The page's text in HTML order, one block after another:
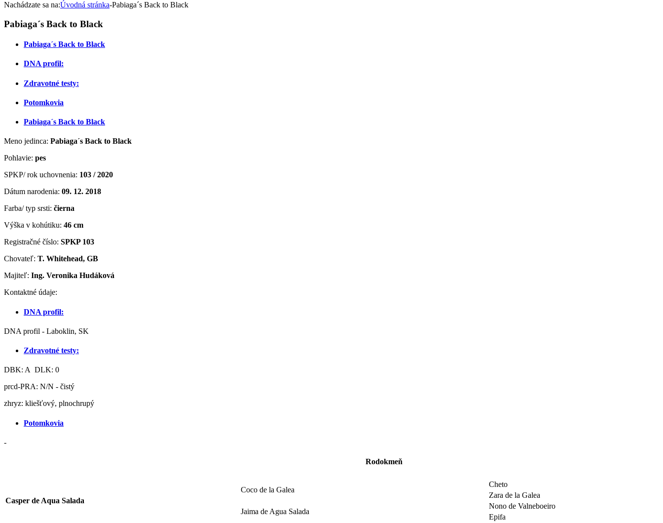
Nachádzate sa na:Úvodná stránka-Pabiaga´s Back to Black
Pabiaga´s Back to Black
Pabiaga´s Back to Black
DNA profil:
Zdravotné testy:
Potomkovia
Pabiaga´s Back to Black
Meno jedinca: Pabiaga´s Back to Black
Pohlavie: pes
SPKP/ rok uchovnenia: 103 / 2020
Dátum narodenia: 09. 12. 2018
Farba/ typ srsti: čierna
Výška v kohútiku: 46 cm
Registračné číslo: SPKP 103
Chovateľ: T. Whitehead, GB
Majiteľ: Ing. Veronika Hudáková
Kontaktné údaje:
DNA profil:
DNA profil - Laboklin, SK
Zdravotné testy:
DBK: A DLK: 0
prcd-PRA: N/N - čistý
zhryz: kliešťový, plnochrupý
Potomkovia
-
Rodokmeň
Casper de Aqua Salada
Coco de la Galea
Cheto
Zara de la Galea
Jaima de Agua Salada
Nono de Valneboeiro
Epifa